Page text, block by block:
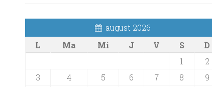
august 2026
L
Ma Mi J V S
D
1
2
3
4 5 6 7 8
9